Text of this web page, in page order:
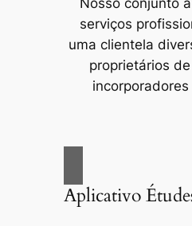
Nosso conjunto
serviços
uma clientela
proprietários
Aplicativo